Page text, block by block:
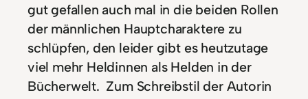
gut gefallen auch mal in die beiden Rollen
der männlichen Hauptcharaktere zu
schlüpfen, den leider gibt es heutzutage
viel mehr Heldinnen als Helden in der
Bücherwelt. Zum Schreibstil der Autorin